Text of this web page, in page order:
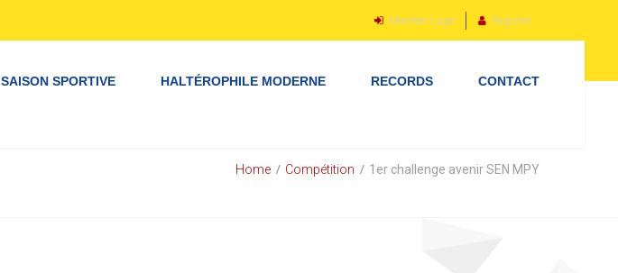
Member Login Register
SAISON SPORTIVE HALTÉROPHILE MODERNE RECORDS CONTACT
Home Compétition 1er challenge avenir SEN MPY